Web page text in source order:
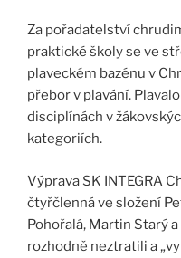
Za pořadatelství
praktické školy se ve
plaveckém bazénu v
přebor v plavání.
disciplínách v
kategoriích.
Výprava SK INTEGRA
čtyřčlenná ve složení
Pohořalá, Martin Starý
rozhodně neztratili a